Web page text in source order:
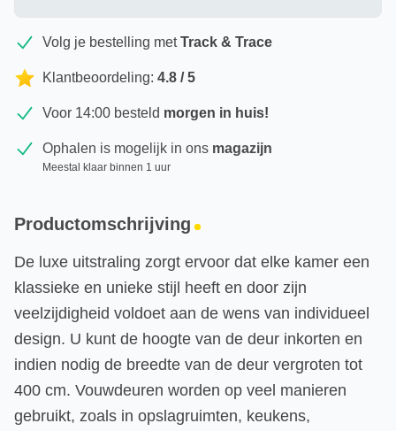
Volg je bestelling metTrack & Trace
Klantbeoordeling: 4.8 / 5
Voor 14:00 besteld morgen in huis!
Ophalen is mogelijk in ons magazijn
Meestal klaar binnen 1 uur
Productomschrijving
De luxe uitstraling zorgt ervoor dat elke kamer een
klassieke en unieke stijl heeft en door zijn
veelzijdigheid voldoet aan de wens van individueel
design. U kunt de hoogte van de deur inkorten en
indien nodig de breedte van de deur vergroten tot
400 cm. Vouwdeuren worden op veel manieren
gebruikt, zoals in opslagruimten, keukens,